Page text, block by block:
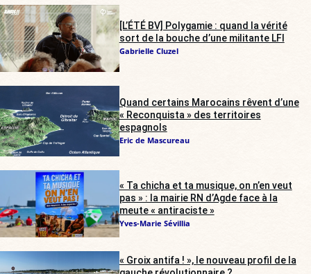
[L’ÉTÉ BV] Polygamie : quand la vérité
sort de la bouche d’une militante LFI
Gabrielle Cluzel
Quand certains Marocains rêvent d’une
« Reconquista » des territoires
espagnols
Eric de Mascureau
« Ta chicha et ta musique, on n’en veut
pas » : la mairie RN d’Agde face à la
meute « antiraciste »
Yves-Marie Sévillia
« Groix antifa ! », le nouveau profil de la